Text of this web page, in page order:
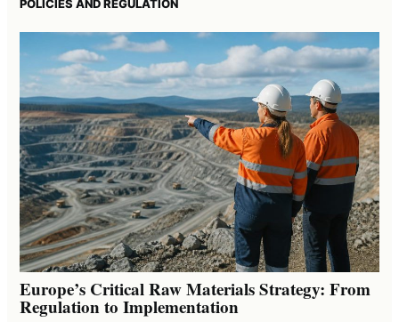
POLICIES AND REGULATION
Europe’s Critical Raw Materials Strategy: From
Regulation to Implementation